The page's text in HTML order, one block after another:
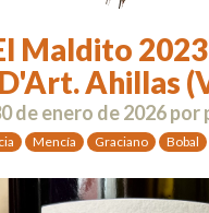
Maldito
Ahillas
de enero de 2026por
Mencía Graciano Bobal